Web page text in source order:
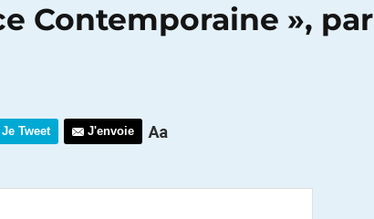
Contemporaine », par
Je Tweet J'envoie